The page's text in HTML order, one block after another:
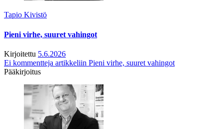
Tapio Kivistö
Pieni virhe, suuret vahingot
Kirjoitettu 5.6.2026
Ei kommentteja artikkeliin Pieni virhe, suuret vahingot
Pääkirjoitus